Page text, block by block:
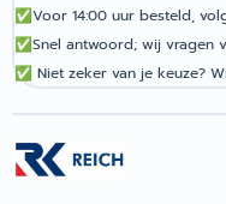
✅Voor 14:00 uur besteld,
✅Snel antwoord; wij vragen
✅ Niet zeker van je keuze?